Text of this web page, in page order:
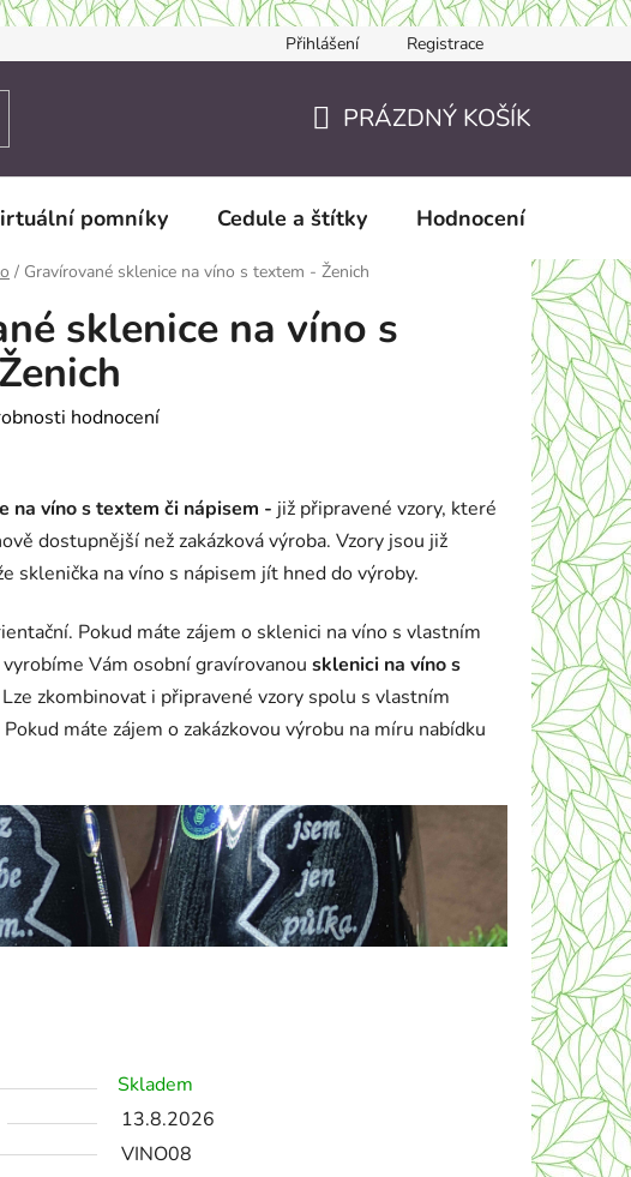
JAK TO DĚLÁME? Doručení a zaslání
Přihlášení Registrace
KOŠÍK
PRÁZDNÝ KOŠÍK
pomníky Cedule a štítky Hodnocení obchodu
/ Gravírované sklenice na víno s textem - Ženich
sklenice na víno s
hodnocení
na víno s textem či nápisem - již připravené vzory, které
dostupnější než zakázková výroba. Vzory jsou již
sklenička na víno s nápisem jít hned do výroby.
Pokud máte zájem o sklenici na víno s vlastním
vyrobíme Vám osobní gravírovanou sklenici na víno s
Lze zkombinovat i připravené vzory spolu s vlastním
máte zájem o zakázkovou výrobu na míru nabídku
Skladem
13.8.2026
VINO08